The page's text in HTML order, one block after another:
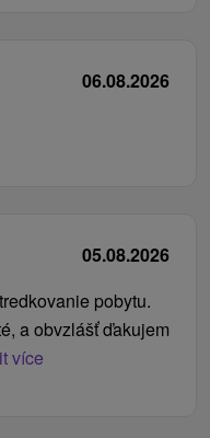
06.08.2026
05.08.2026
pobytu.
a obvzlášť ďakujem
více